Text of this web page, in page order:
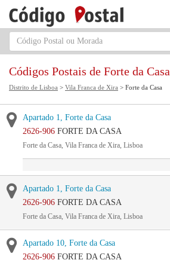
Códigos Postais de Forte da Casa
Distrito de Lisboa > Vila Franca de Xira > Forte da Casa
Apartado 1, Forte da Casa
2626-906 FORTE DA CASA
Forte da Casa, Vila Franca de Xira, Lisboa
Apartado 1, Forte da Casa
2626-906 FORTE DA CASA
Forte da Casa, Vila Franca de Xira, Lisboa
Apartado 10, Forte da Casa
2626-906 FORTE DA CASA